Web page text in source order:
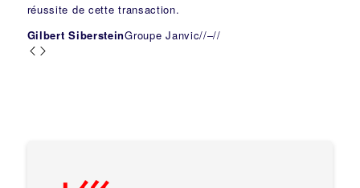
réussite de cette transaction.
Gilbert SibersteinGroupe Janvic//–//